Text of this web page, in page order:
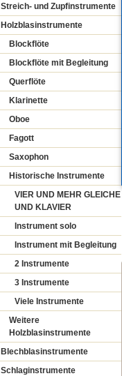
Streich- und Zupfinstrumente
Holzblasinstrumente
Blockflöte
Blockflöte mit Begleitung
Querflöte
Klarinette
Oboe
Fagott
Saxophon
Historische Instrumente
VIER UND MEHR GLEICHE
UND KLAVIER
Instrument solo
Instrument mit Begleitung
2 Instrumente
3 Instrumente
Viele Instrumente
Weitere
Holzblasinstrumente
Blechblasinstrumente
Schlaginstrumente